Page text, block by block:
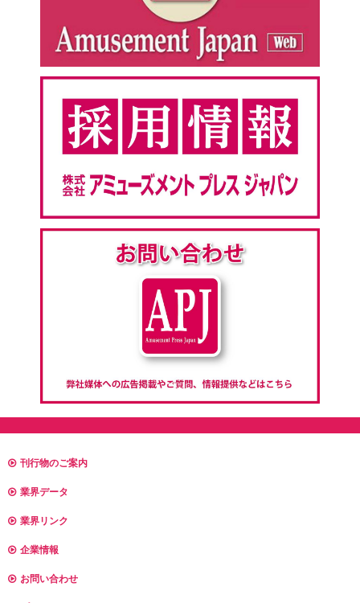
刊行物のご案内
業界データ
業界リンク
企業情報
お問い合わせ